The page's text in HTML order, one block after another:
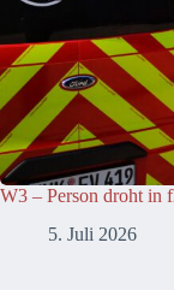
W3 – Person droht in
5. Juli 2026